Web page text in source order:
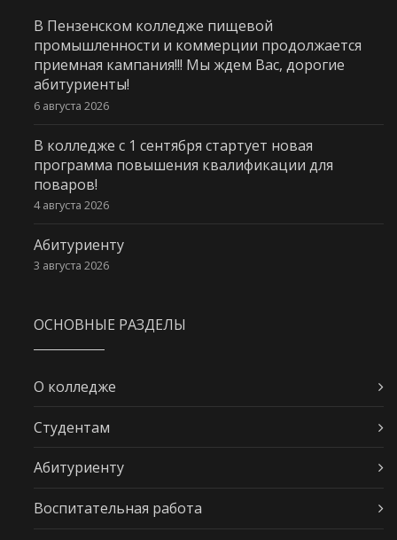
В Пензенском колледже пищевой
промышленности и коммерции продолжается
приемная кампания!!! Мы ждем Вас, дорогие
абитуриенты!
6 августа 2026
В колледже с 1 сентября стартует новая
программа повышения квалификации для
поваров!
4 августа 2026
Абитуриенту
3 августа 2026
ОСНОВНЫЕ РАЗДЕЛЫ
О колледже
Студентам
Абитуриенту
Воспитательная работа